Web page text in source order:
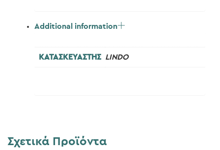
Additional information
ΚΑΤΑΣΚΕΥΑΣΤΗΣ LINDO
Σχετικά Προϊόντα